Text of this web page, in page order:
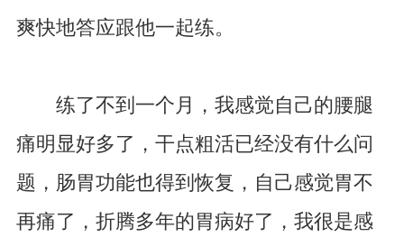
爽快地答应跟他一起练。
练了不到一个月，我感觉自己的腰腿
痛明显好多了，干点粗活已经没有什么问
题，肠胃功能也得到恢复，自己感觉胃不
再痛了，折腾多年的胃病好了，我很是感